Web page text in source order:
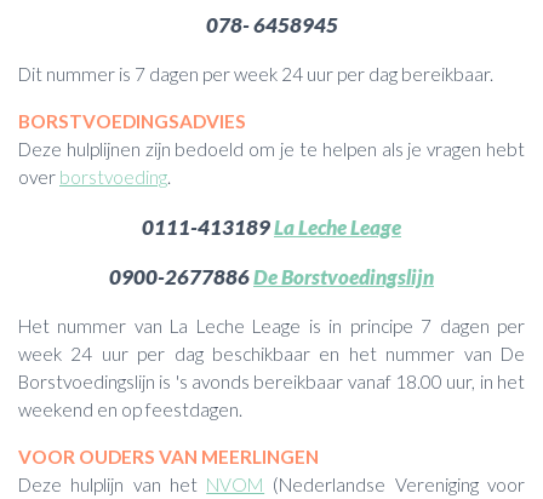
078- 6458945
Dit nummer is 7 dagen per week 24 uur per dag bereikbaar.
BORSTVOEDINGSADVIES
Deze hulplijnen zijn bedoeld om je te helpen als je vragen hebt
over borstvoeding.
0111-413189La Leche Leage
0900-2677886De Borstvoedingslijn
Het nummer van La Leche Leage is in principe 7 dagen per
week 24 uur per dag beschikbaar en het nummer van De
Borstvoedingslijn is 's avonds bereikbaar vanaf 18.00 uur, in het
weekend en op feestdagen.
VOOR OUDERS VAN MEERLINGEN
Deze hulplijn van het NVOM (Nederlandse Vereniging voor